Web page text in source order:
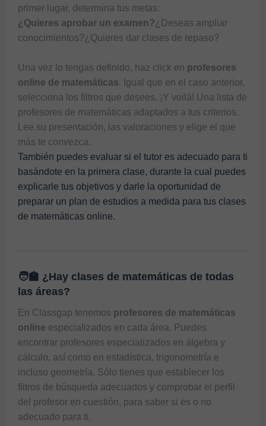
¿Quieres aprobar un examen?¿Deseas ampliar
conocimientos?¿Quieres dar clases de repaso?
Una vez lo tengas definido, haz click en profesores
online de matemáticas. Igual que en el caso anterior,
profesores de matemáticas adaptados a tus criterios.
Lee su presentación, las valoraciones y elige el que
más te convezca.
También puedes evaluar si el tutor es adecuado para ti
basándote en la primera clase, durante la cual puedes
explicarle tus objetivos y darle la oportunidad de
preparar un plan de estudios a medida para tus clases
de matemáticas online.
🧑‍🏫 ¿Hay clases de matemáticas de todas
las áreas?
En Classgap tenemos profesores de matemáticas
online especializados en cada área. Puedes
encontrar profesores especializados en álgebra y
cálculo, así como en estadística, trigonometría e
incluso geometría. Sólo tienes que establecer los
filtros de búsqueda adecuados y comprobar el perfil
del profesor en cuestión, para saber si es o no
adecuado para ti.